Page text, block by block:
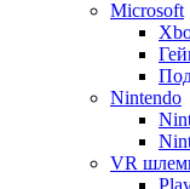
Microsoft
Nintendo
VR